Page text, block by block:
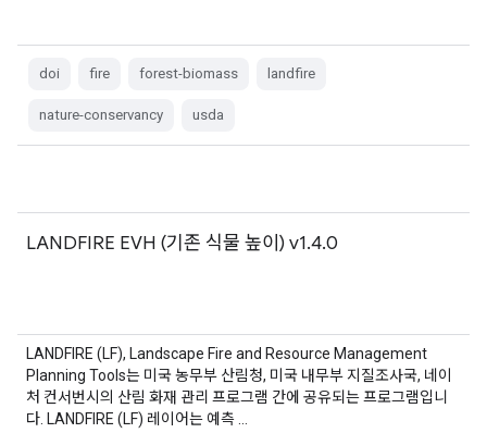
doi fire forest-biomass landfire
nature-conservancy usda
LANDFIRE EVH (기존 식물 높이) v1.4.0
LANDFIRE (LF), Landscape Fire and Resource Management
Planning Tools는 미국 농무부 산림청, 미국 내무부 지질조사국, 네이
처 컨서번시의 산림 화재 관리 프로그램 간에 공유되는 프로그램입니
다. LANDFIRE (LF) 레이어는 예측 …